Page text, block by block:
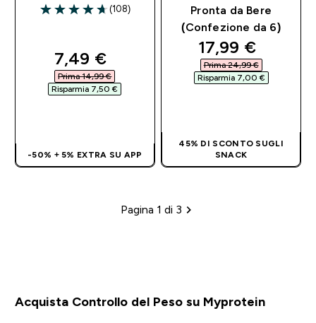
4.67 out of 5 stars
(108)
discounted price
7,49 €‎
Prima 14,99 €‎
Risparmia 7,50 €‎
-50% + 5% EXTRA SU APP
Pronta da Bere
(Confezione da 6)
discounted
17,99 €‎
Prima 24,99 €‎
Risparmia 7,00 €‎
45% DI SCONTO SUGLI
SNACK
Impaginazione
Pagina 1 di 3
Acquista Controllo del Peso su Myprotein